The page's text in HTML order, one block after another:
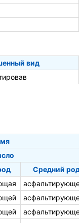
вид
Средний род
асфальтирующее